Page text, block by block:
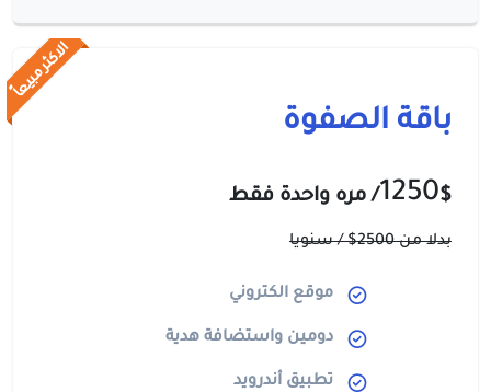
الاكثر مبيعاً
باقة الصفوة
$
1250/ مره واحدة فقط
بدلا من 2500$ / سنويا
موقع الكتروني
دومين واستضافة هدية
تطبيق أندرويد